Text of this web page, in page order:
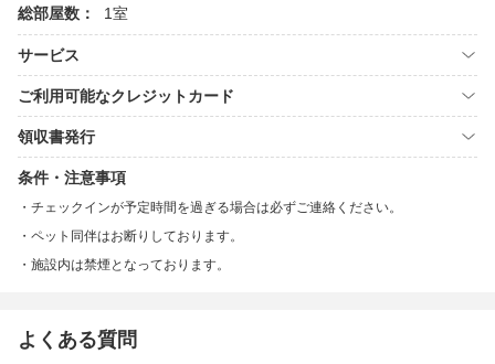
総部屋数： 1室
サービス
ご利用可能なクレジットカード
領収書発行
条件・注意事項
チェックインが予定時間を過ぎる場合は必ずご連絡ください。
ペット同伴はお断りしております。
施設内は禁煙となっております。
よくある質問